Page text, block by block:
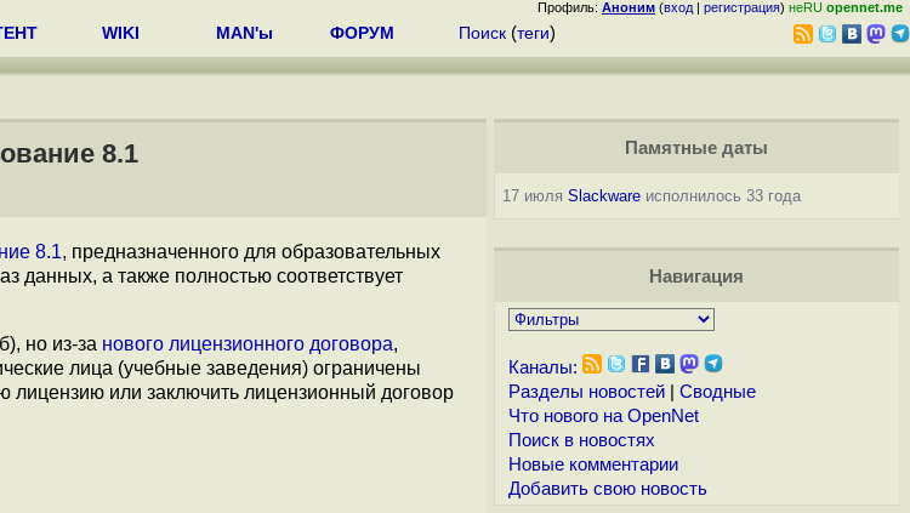
Профиль: Аноним (вход | регистрация) неRU opennet.me
WIKI MAN'ы ФОРУМ Поиск (теги)
8.1
8.1, предназначенного для образовательных
данных, а также полностью соответствует
но из-за нового лицензионного договора,
лица (учебные заведения) ограничены
лицензию или заключить лицензионный договор
Памятные даты
17 июля Slackwareисполнилось 33 года
Навигация
Каналы:
Разделы новостей| Сводные
Что нового на OpenNet
Поиск в новостях
Новые комментарии
Добавить свою новость